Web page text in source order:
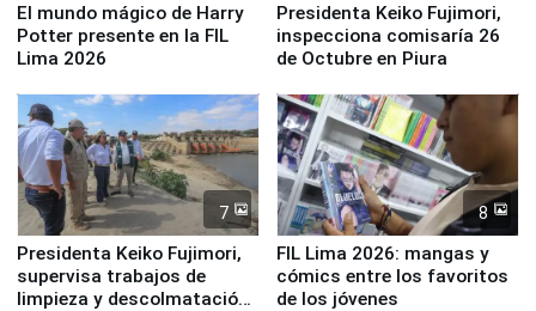
El mundo mágico de Harry
Potter presente en la FIL
Lima 2026
Presidenta Keiko Fujimori,
inspecciona comisaría 26
de Octubre en Piura
7
Presidenta Keiko Fujimori,
supervisa trabajos de
limpieza y descolmatación
8
FIL Lima 2026: mangas y
cómics entre los favoritos
de los jóvenes